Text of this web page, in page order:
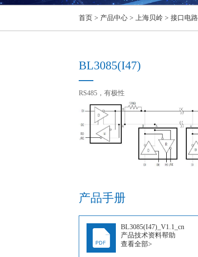
首页 > 产品中心 >上海贝岭 >接口电路
BL3085(I47)
RS485，有极性
产品手册
BL3085(I47)_V1.1_cn
产品技术资料帮助
查看全部>